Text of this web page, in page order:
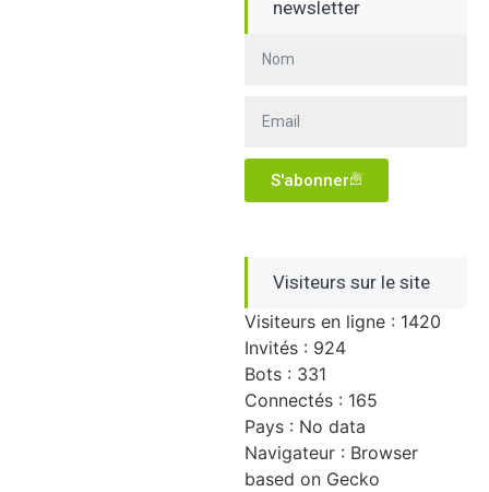
newsletter
S'abonner
Visiteurs sur le site
Visiteurs en ligne : 1420
Invités : 924
Bots : 331
Connectés : 165
Pays : No data
Navigateur : Browser
based on Gecko